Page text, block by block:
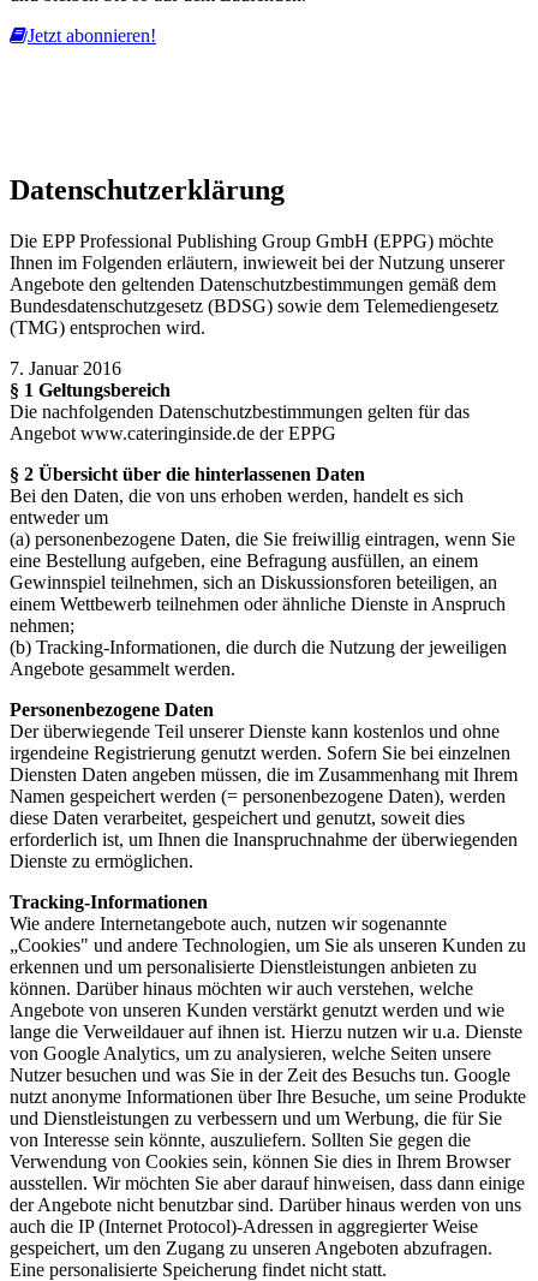
Jetzt abonnieren!
Datenschutzerklärung
Die EPP Professional Publishing Group GmbH (EPPG) möchte
Ihnen im Folgenden erläutern, inwieweit bei der Nutzung unserer
Angebote den geltenden Datenschutzbestimmungen gemäß dem
Bundesdatenschutzgesetz (BDSG) sowie dem Telemediengesetz
(TMG) entsprochen wird.
7. Januar 2016
§ 1 Geltungsbereich
Die nachfolgenden Datenschutzbestimmungen gelten für das
Angebot www.cateringinside.de der EPPG
§ 2 Übersicht über die hinterlassenen Daten
Bei den Daten, die von uns erhoben werden, handelt es sich
entweder um
(a) personenbezogene Daten, die Sie freiwillig eintragen, wenn Sie
eine Bestellung aufgeben, eine Befragung ausfüllen, an einem
Gewinnspiel teilnehmen, sich an Diskussionsforen beteiligen, an
einem Wettbewerb teilnehmen oder ähnliche Dienste in Anspruch
nehmen;
(b) Tracking-Informationen, die durch die Nutzung der jeweiligen
Angebote gesammelt werden.
Personenbezogene Daten
Der überwiegende Teil unserer Dienste kann kostenlos und ohne
irgendeine Registrierung genutzt werden. Sofern Sie bei einzelnen
Diensten Daten angeben müssen, die im Zusammenhang mit Ihrem
Namen gespeichert werden (= personenbezogene Daten), werden
diese Daten verarbeitet, gespeichert und genutzt, soweit dies
erforderlich ist, um Ihnen die Inanspruchnahme der überwiegenden
Dienste zu ermöglichen.
Tracking-Informationen
Wie andere Internetangebote auch, nutzen wir sogenannte
„Cookies" und andere Technologien, um Sie als unseren Kunden zu
erkennen und um personalisierte Dienstleistungen anbieten zu
können. Darüber hinaus möchten wir auch verstehen, welche
Angebote von unseren Kunden verstärkt genutzt werden und wie
lange die Verweildauer auf ihnen ist. Hierzu nutzen wir u.a. Dienste
von Google Analytics, um zu analysieren, welche Seiten unsere
Nutzer besuchen und was Sie in der Zeit des Besuchs tun. Google
nutzt anonyme Informationen über Ihre Besuche, um seine Produkte
und Dienstleistungen zu verbessern und um Werbung, die für Sie
von Interesse sein könnte, auszuliefern. Sollten Sie gegen die
Verwendung von Cookies sein, können Sie dies in Ihrem Browser
ausstellen. Wir möchten Sie aber darauf hinweisen, dass dann einige
der Angebote nicht benutzbar sind. Darüber hinaus werden von uns
auch die IP (Internet Protocol)-Adressen in aggregierter Weise
gespeichert, um den Zugang zu unseren Angeboten abzufragen.
Eine personalisierte Speicherung findet nicht statt.